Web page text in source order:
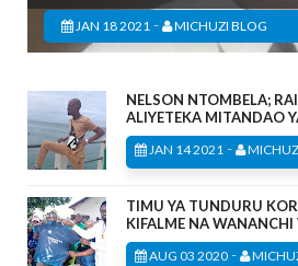
JAN 18 2021 - MICHUZI BLOG
NELSON NTOMBELA;
ALIYETEKA MITANDAO
JAN 14 2021 -
TIMU YA TUNDURU
KIFALME NA
AUG 03 2020 -